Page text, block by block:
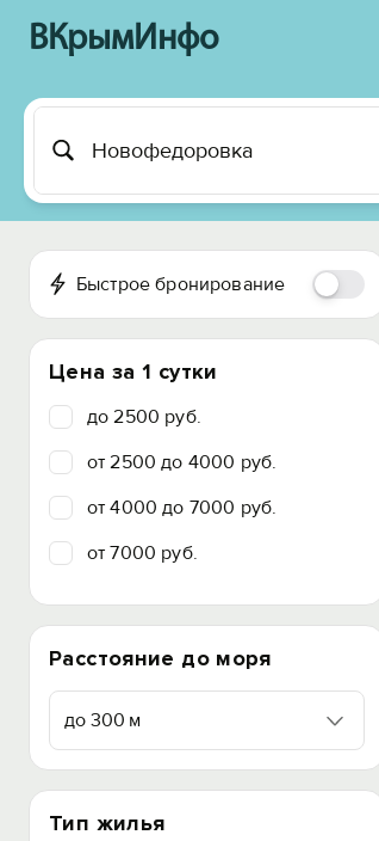
ВКрымИнфо
Быстрое бронирование
Цена за 1 сутки
до 2500 руб.
от 2500 до 4000 руб.
от 4000 до 7000 руб.
от 7000 руб.
Расстояние до моря
до 300 м
Тип жилья